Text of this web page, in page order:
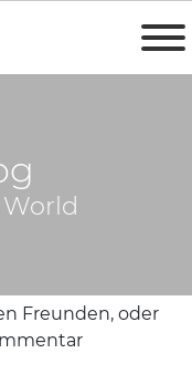
Freunden, oder